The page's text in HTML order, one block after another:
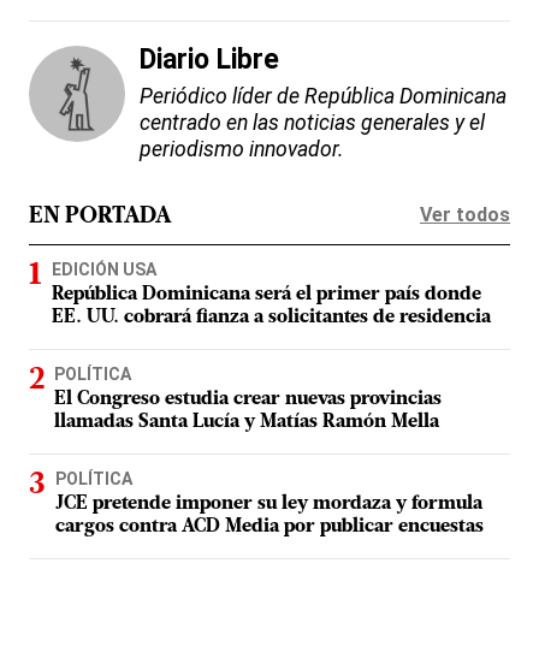
Diario Libre
Periódico líder de República Dominicana
centrado en las noticias generales y el
periodismo innovador.
EN PORTADA Ver todos
EDICIÓN USA
República Dominicana será el primer país donde
EE. UU. cobrará fianza a solicitantes de residencia
POLÍTICA
El Congreso estudia crear nuevas provincias
llamadas Santa Lucía y Matías Ramón Mella
POLÍTICA
JCE pretende imponer su ley mordaza y formula
cargos contra ACD Media por publicar encuestas